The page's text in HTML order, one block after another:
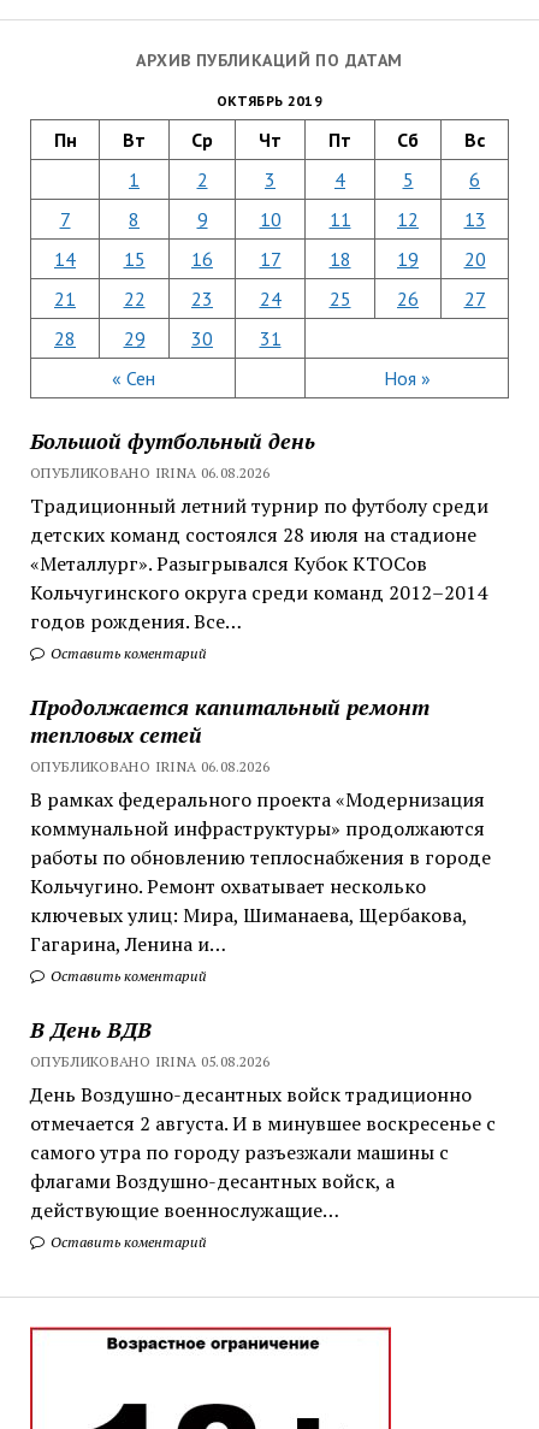
АРХИВ ПУБЛИКАЦИЙ ПО ДАТАМ
ОКТЯБРЬ 2019
Пн Вт Ср Чт Пт Сб Вс
« Сен Ноя »
1 2 3 4 5
6
7
8 9 10 11 12
13
14
15 16 17 18 19
20
21
22 23 24 25 26
27
28
29 30 31
Большой футбольный день
ОПУБЛИКОВАНО IRINA 06.08.2026
Традиционный летний турнир по футболу среди
детских команд состоялся 28 июля на стадионе
«Металлург». Разыгрывался Кубок КТОСов
Кольчугинского округа среди команд 2012–2014
годов рождения. Все…
Оставить коментарий
Продолжается капитальный ремонт
тепловых сетей
ОПУБЛИКОВАНО IRINA 06.08.2026
В рамках федерального проекта «Модернизация
коммунальной инфраструктуры» продолжаются
работы по обновлению теплоснабжения в городе
Кольчугино. Ремонт охватывает несколько
ключевых улиц: Мира, Шиманаева, Щербакова,
Гагарина, Ленина и…
Оставить коментарий
В День ВДВ
ОПУБЛИКОВАНО IRINA 05.08.2026
День Воздушно-десантных войск традиционно
отмечается 2 августа. И в минувшее воскресенье с
самого утра по городу разъезжали машины с
флагами Воздушно-десантных войск, а
действующие военнослужащие…
Оставить коментарий